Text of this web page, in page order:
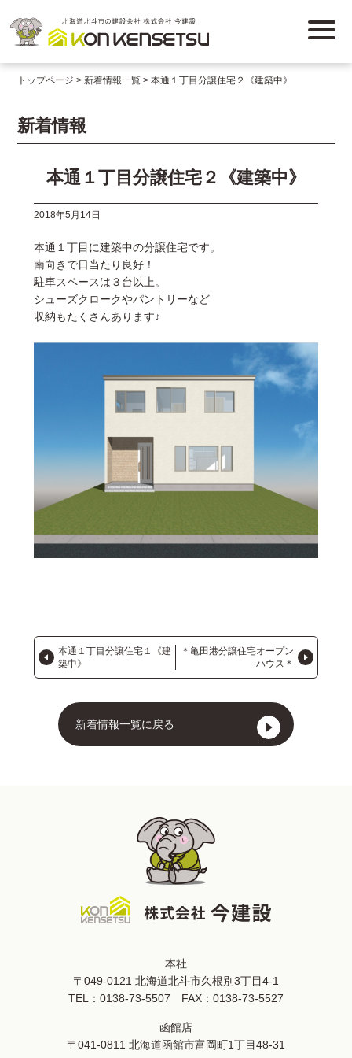
トップページ 新着情報一覧 本通１丁目分譲住宅２《建築中》
新着情報
本通１丁目分譲住宅２《建築中》
2018年5月14日
本通１丁目に建築中の分譲住宅です。
南向きで日当たり良好！
駐車スペースは３台以上。
シューズクロークやパントリーなど
収納もたくさんあります♪
本通１丁目分譲住宅１《建
築中》
＊亀田港分譲住宅オープン
ハウス＊
新着情報一覧に戻る
本社
〒049-0121 北海道北斗市久根別3丁目4-1
TEL： 0138-73-5507 FAX：0138-73-5527
函館店
〒041-0811 北海道函館市富岡町1丁目48-31